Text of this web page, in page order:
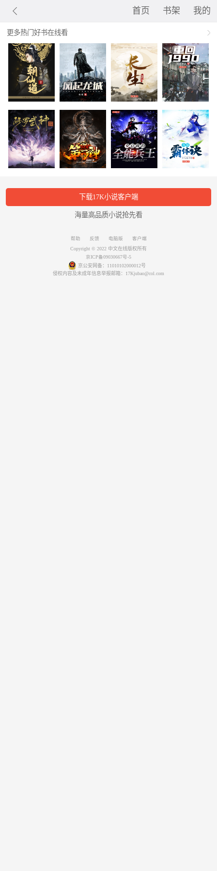
首页 书架 我的
更多热门好书在线看
下载17K小说客户端
海量高品质小说抢先看
帮助 反馈 电脑版
客户端
Copyright © 2022 中文在线版权所有
京ICP备09030667号-5
京公安网备：11010102000012号
侵权内容及未成年信息举报邮箱：17Kjubao@col.com